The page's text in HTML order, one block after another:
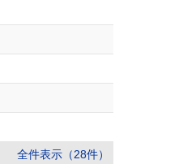
全件表示（28件）